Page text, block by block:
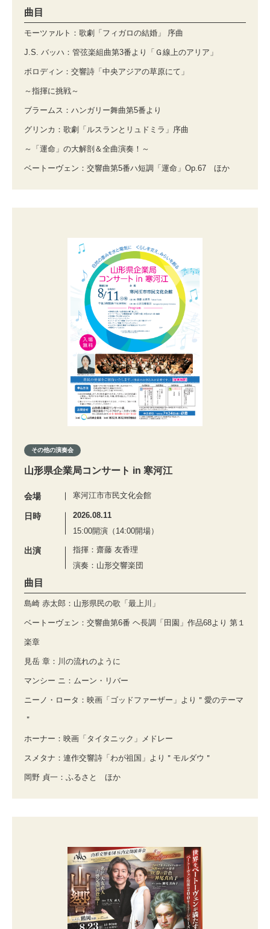
曲目
モーツァルト：歌劇「フィガロの結婚」 序曲
J.S. バッハ：管弦楽組曲第3番より「Ｇ線上のアリア」
ボロディン：交響詩「中央アジアの草原にて」
～指揮に挑戦～
ブラームス：ハンガリー舞曲第5番より
グリンカ：歌劇「ルスランとリュドミラ」序曲
～「運命」の大解剖＆全曲演奏！～
ベートーヴェン：交響曲第5番ハ短調「運命」Op.67 ほか
その他の演奏会
山形県企業局コンサート in 寒河江
会場 寒河江市市民文化会館
日時
2026.08.11
15:00開演（14:00開場）
出演
指揮：齋藤 友香理
演奏：山形交響楽団
曲目
島崎 赤太郎：山形県民の歌「最上川」
ベートーヴェン：交響曲第6番 ヘ長調「田園」作品68より 第１
楽章
見岳 章：川の流れのように
マンシー ニ：ムーン・リバー
ニーノ・ロータ：映画「ゴッドファーザー」より＂愛のテーマ
＂
ホーナー：映画「タイタニック」メドレー
スメタナ：連作交響詩「わが祖国」より＂モルダウ＂
岡野 貞一：ふるさと ほか